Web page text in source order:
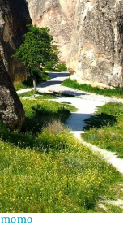
momo